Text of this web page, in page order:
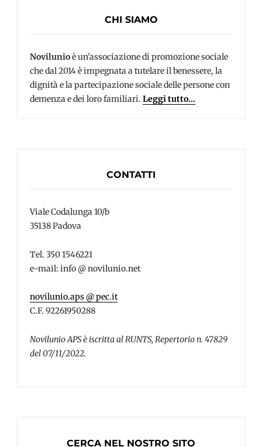
CHI SIAMO
Novilunioè un'associazione di promozione sociale
che dal 2014 è impegnata a tutelare il benessere, la
dignità e la partecipazione sociale delle persone con
demenza e dei loro familiari. Leggi tutto...
CONTATTI
Viale Codalunga 10/b
35138 Padova
Tel. 350 1546221
e-mail: info @ novilunio.net
novilunio.aps @ pec.it
C.F. 92261950288
Novilunio APS è iscritta al RUNTS, Repertorio n. 47829
del 07/11/2022.
CERCA NEL NOSTRO SITO